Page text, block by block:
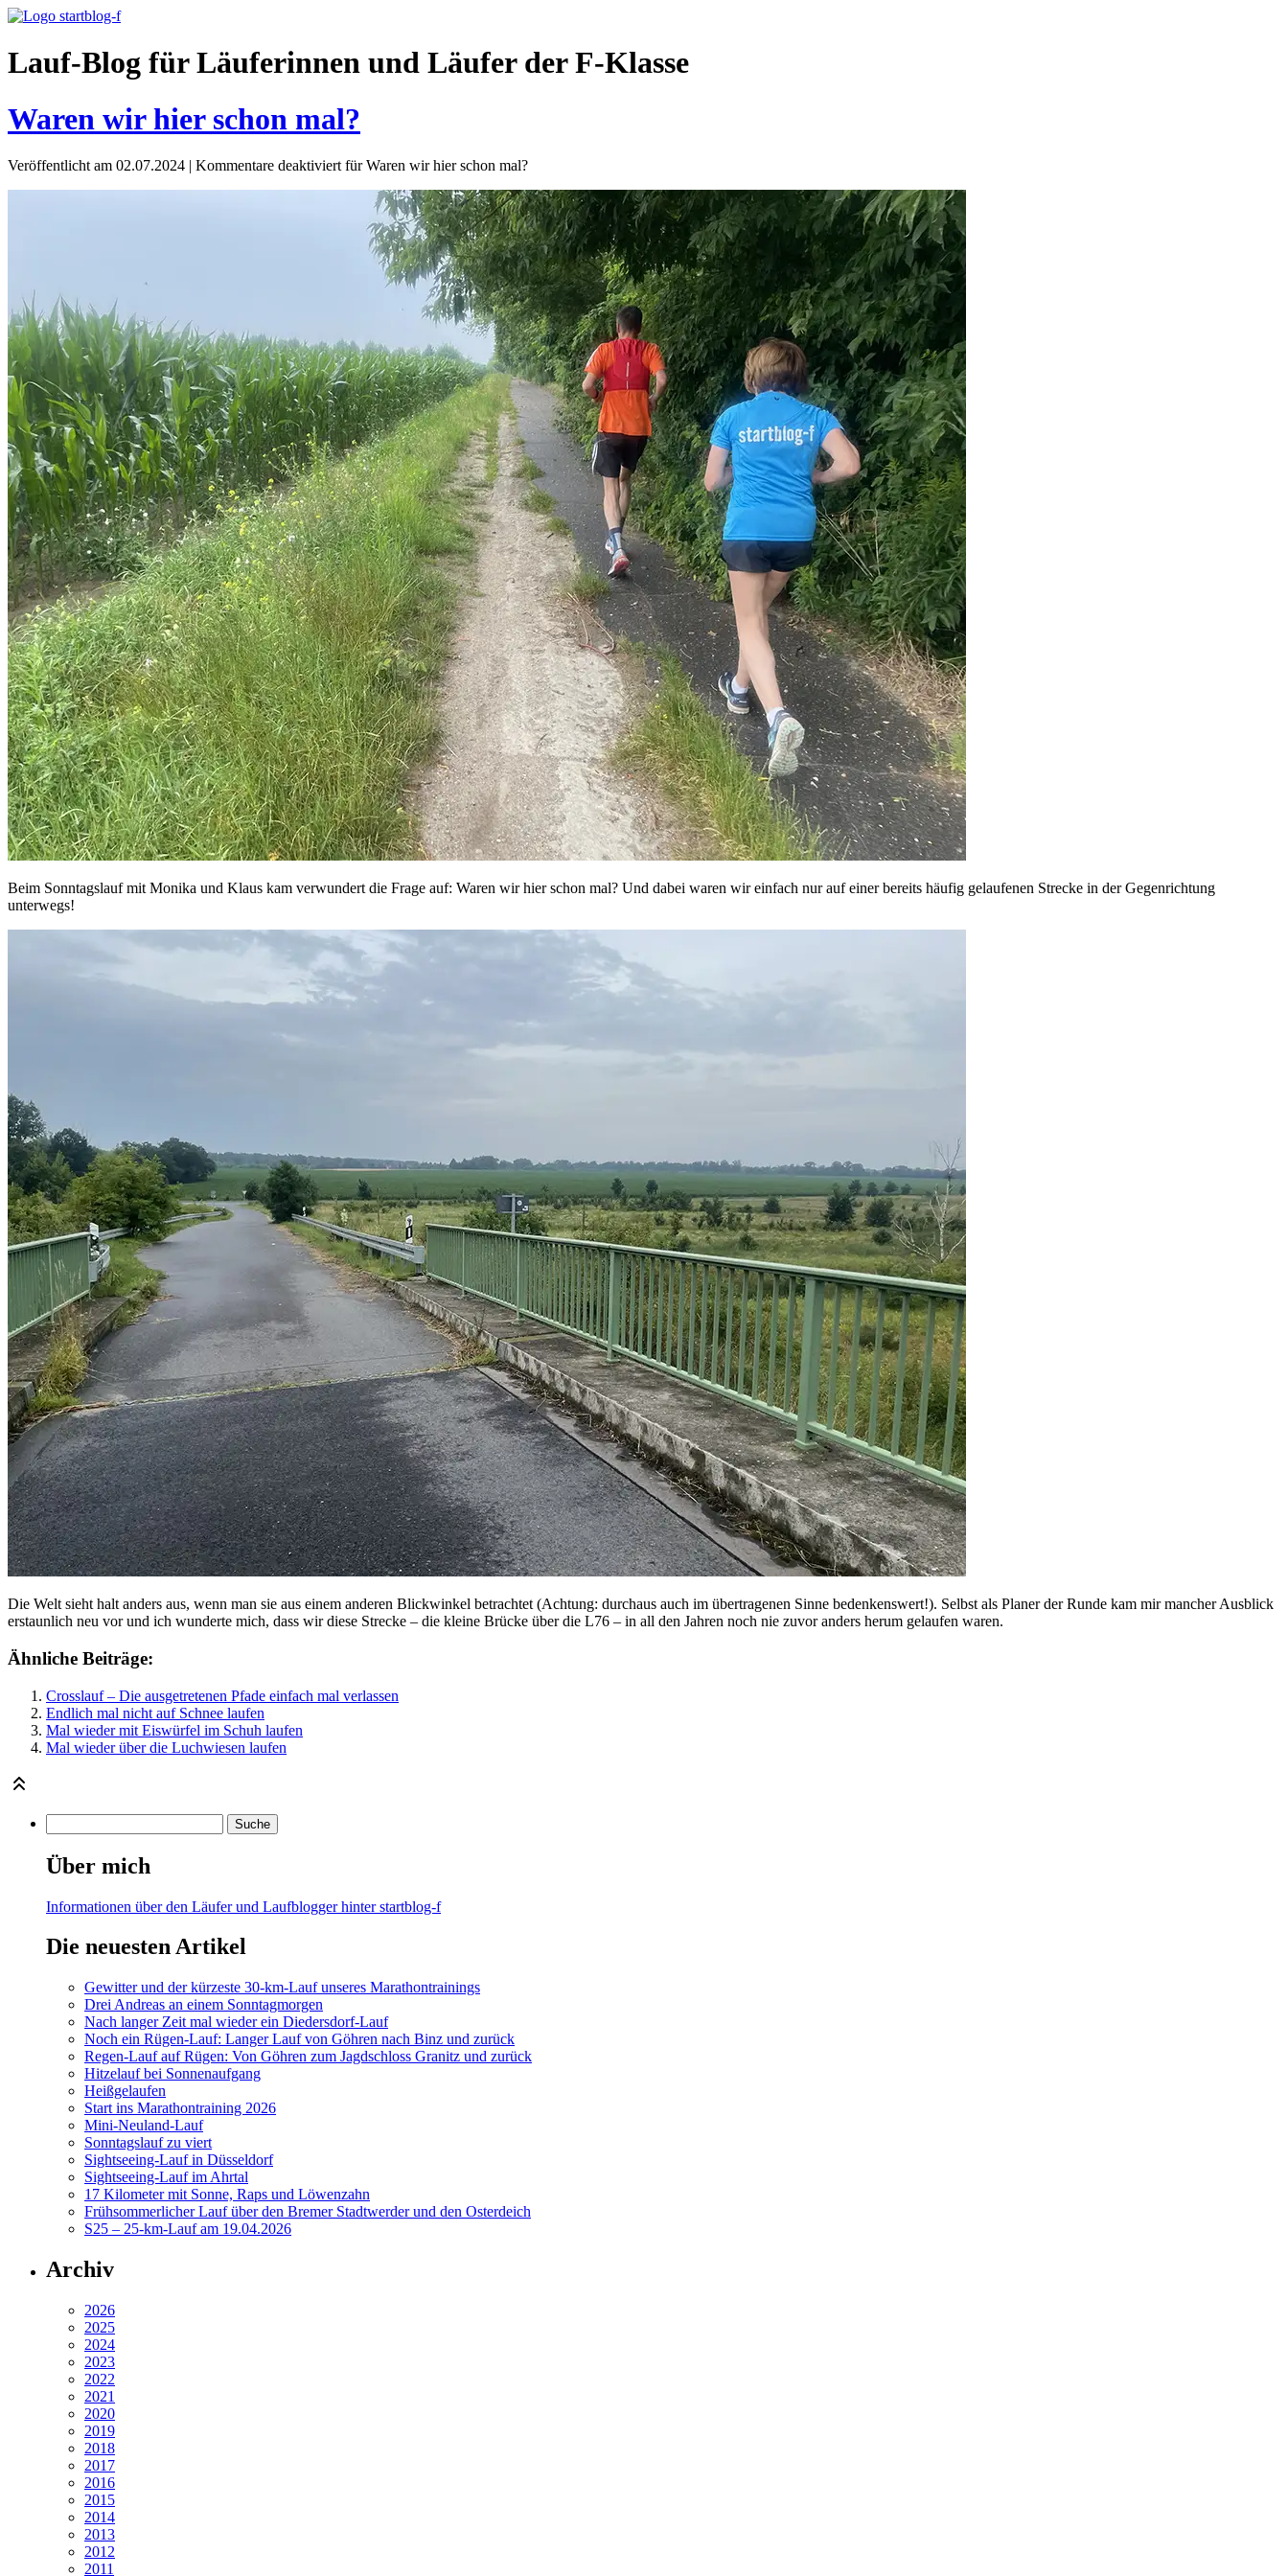
Lauf-Blog für Läuferinnen und Läufer der F-Klasse
Waren wir hier schon mal?
Veröffentlicht am 02.07.2024 | Kommentare deaktiviert für Waren wir hier schon mal?
Beim Sonntagslauf mit Monika und Klaus kam verwundert die Frage auf: Waren wir hier schon mal? Und dabei waren wir einfach nur auf einer bereits häufig gelaufenen Strecke in der Gegenrichtung
unterwegs!
Die Welt sieht halt anders aus, wenn man sie aus einem anderen Blickwinkel betrachtet (Achtung: durchaus auch im übertragenen Sinne bedenkenswert!). Selbst als Planer der Runde kam mir mancher Ausblick
erstaunlich neu vor und ich wunderte mich, dass wir diese Strecke – die kleine Brücke über die L76 – in all den Jahren noch nie zuvor anders herum gelaufen waren.
Ähnliche Beiträge:
Crosslauf – Die ausgetretenen Pfade einfach mal verlassen
Endlich mal nicht auf Schnee laufen
Mal wieder mit Eiswürfel im Schuh laufen
Mal wieder über die Luchwiesen laufen
Über mich
Informationen über den Läufer und Laufblogger hinter startblog-f
Die neuesten Artikel
Gewitter und der kürzeste 30-km-Lauf unseres Marathontrainings
Drei Andreas an einem Sonntagmorgen
Nach langer Zeit mal wieder ein Diedersdorf-Lauf
Noch ein Rügen-Lauf: Langer Lauf von Göhren nach Binz und zurück
Regen-Lauf auf Rügen: Von Göhren zum Jagdschloss Granitz und zurück
Hitzelauf bei Sonnenaufgang
Heißgelaufen
Start ins Marathontraining 2026
Mini-Neuland-Lauf
Sonntagslauf zu viert
Sightseeing-Lauf in Düsseldorf
Sightseeing-Lauf im Ahrtal
17 Kilometer mit Sonne, Raps und Löwenzahn
Frühsommerlicher Lauf über den Bremer Stadtwerder und den Osterdeich
S25 – 25-km-Lauf am 19.04.2026
Archiv
2026
2025
2024
2023
2022
2021
2020
2019
2018
2017
2016
2015
2014
2013
2012
2011